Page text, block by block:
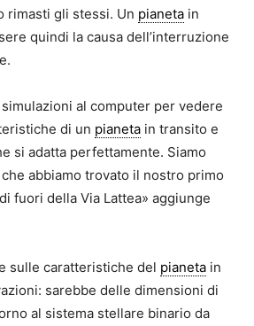
rimasti gli stessi. Un pianeta in
quindi la causa dell’interruzione
al computer per vedere
di un pianeta in transito e
si adatta perfettamente. Siamo
abbiamo trovato il nostro primo
fuori della Via Lattea» aggiunge
sulle caratteristiche del pianeta in
sarebbe delle dimensioni di
al sistema stellare binario da